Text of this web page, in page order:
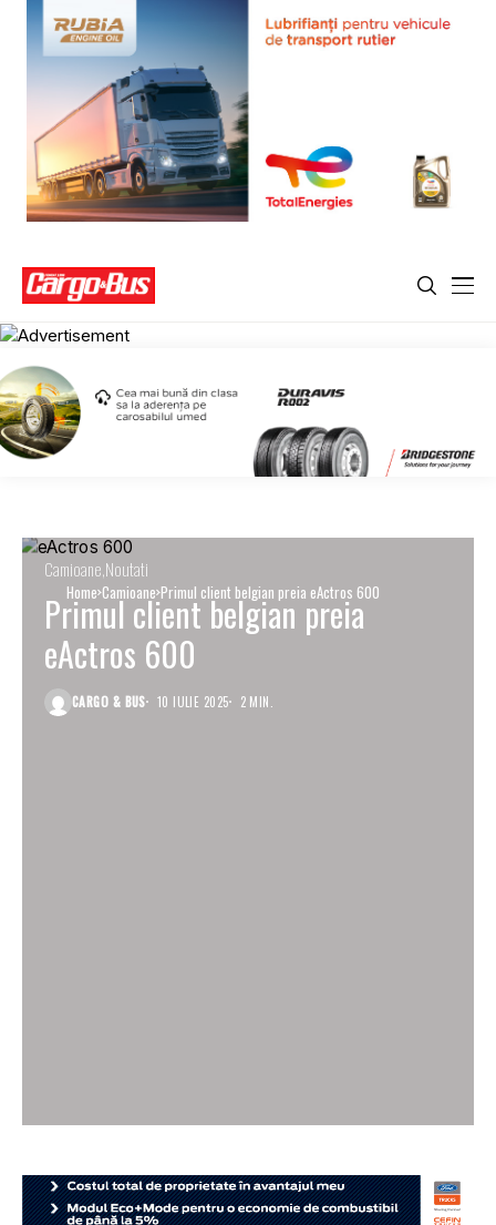
Home Camioane Primul client belgian preia eActros 600
Camioane Noutati
Primul client belgian preia
eActros 600
CARGO & BUS 10 IULIE 2025 2 MIN.